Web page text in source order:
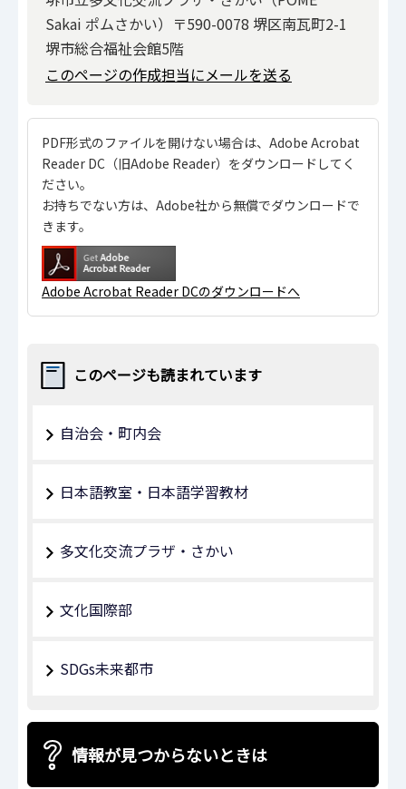
Sakai ポムさかい）〒590-0078 堺区南瓦町2-1
堺市総合福祉会館5階
このページの作成担当にメールを送る
PDF形式のファイルを開けない場合は、Adobe Acrobat
Reader DC（旧Adobe Reader）をダウンロードしてく
ださい。
お持ちでない方は、Adobe社から無償でダウンロードで
きます。
Adobe Acrobat Reader DCのダウンロードへ
このページも読まれています
自治会・町内会
日本語教室・日本語学習教材
多文化交流プラザ・さかい
文化国際部
SDGs未来都市
情報が見つからないときは